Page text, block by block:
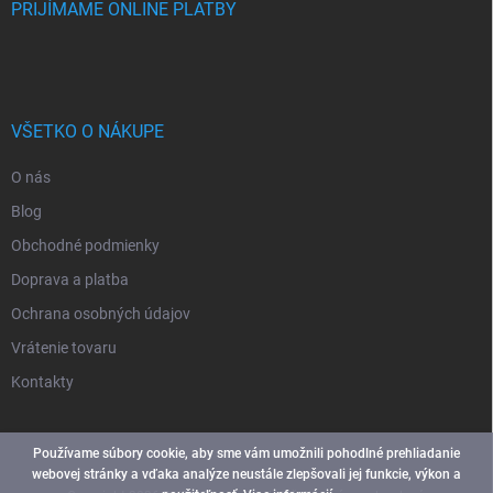
Používame súbory cookie, aby sme vám umožnili pohodlné prehliadanie
webovej stránky a vďaka analýze neustále zlepšovali jej funkcie, výkon a
PRIJÍMAME ONLINE PLATBY
VŠETKO O NÁKUPE
O nás
Blog
Obchodné podmienky
Doprava a platba
Ochrana osobných údajov
Vrátenie tovaru
Kontakty